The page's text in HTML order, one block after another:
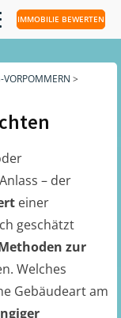
IMMOBILIE BEWERTEN
VORPOMMERN >
– der
einer
geschätzt
zur
Welches
Gebäudeart am